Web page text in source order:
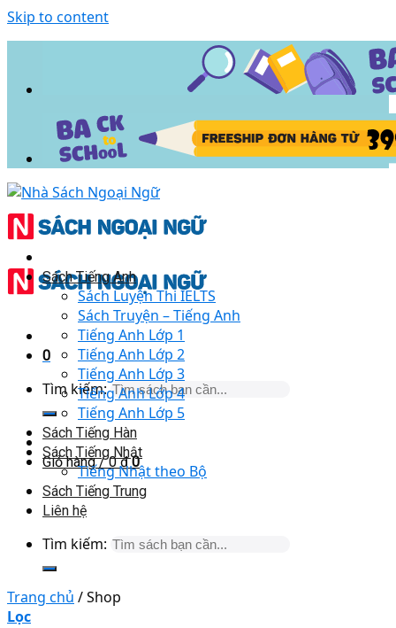
Skip to content
0
Tìm kiếm:
Giỏ hàng /0₫ 0
Sách Tiếng Anh
Sách Luyện Thi IELTS
Sách Truyện – Tiếng Anh
Tiếng Anh Lớp 1
Tiếng Anh Lớp 2
Tiếng Anh Lớp 3
Tiếng Anh Lớp 4
Tiếng Anh Lớp 5
Sách Tiếng Hàn
Sách Tiếng Nhật
Tiếng Nhật theo Bộ
Sách Tiếng Trung
Liên hệ
Tìm kiếm:
Trang chủ /Shop
Lọc